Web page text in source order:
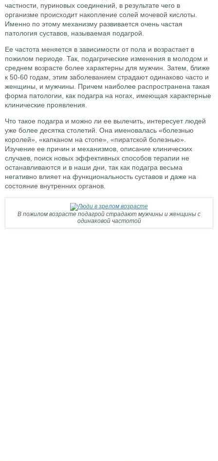
частности, пуриновых соединений, в результате чего в
организме происходит накопление солей мочевой кислоты.
Именно по этому механизму развивается очень частая
патология суставов, называемая подагрой.
Ее частота меняется в зависимости от пола и возрастает в
пожилом периоде. Так, подагрические изменения в молодом и
среднем возрасте более характерны для мужчин. Затем, ближе
к 50-60 годам, этим заболеванием страдают одинаково часто и
женщины, и мужчины. Причем наиболее распространена такая
форма патологии, как подагра на ногах, имеющая характерные
клинические проявления.
Что такое подагра и можно ли ее вылечить, интересует людей
уже более десятка столетий. Она именовалась «болезнью
королей», «капканом на стопе», «пиратской болезнью».
Изучение ее причин и механизмов, описание клинических
случаев, поиск новых эффективных способов терапии не
останавливаются и в наши дни, так как подагра весьма
негативно влияет на функциональность суставов и даже на
состояние внутренних органов.
В пожилом возрасте подагрой страдают мужчины и женщины с
одинаковой частотой